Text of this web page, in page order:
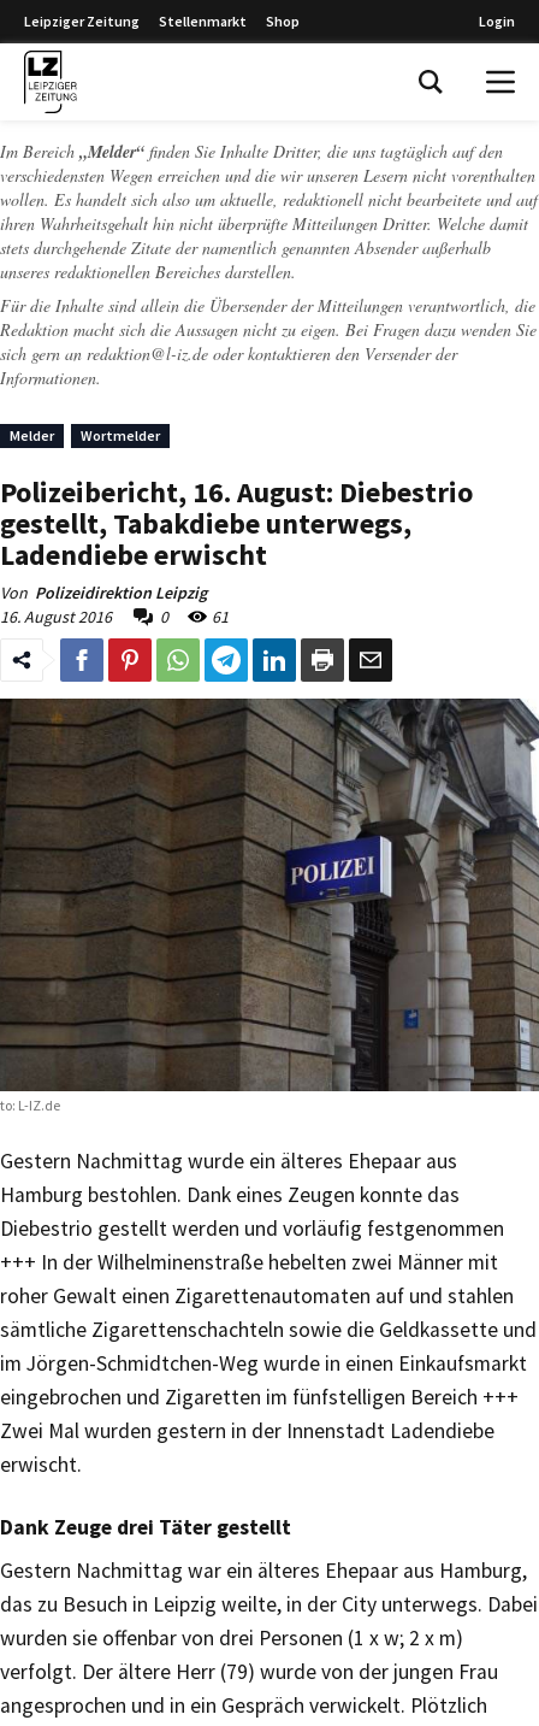
Leipziger Zeitung Stellenmarkt Shop Login
Im Bereich „Melder“ finden Sie Inhalte Dritter, die uns tagtäglich auf den
verschiedensten Wegen erreichen und die wir unseren Lesern nicht vorenthalten
wollen. Es handelt sich also um aktuelle, redaktionell nicht bearbeitete und auf
ihren Wahrheitsgehalt hin nicht überprüfte Mitteilungen Dritter. Welche damit
stets durchgehende Zitate der namentlich genannten Absender außerhalb
unseres redaktionellen Bereiches darstellen.
Für die Inhalte sind allein die Übersender der Mitteilungen verantwortlich, die
Redaktion macht sich die Aussagen nicht zu eigen. Bei Fragen dazu wenden Sie
sich gern an redaktion@l-iz.de oder kontaktieren den Versender der
Informationen.
Melder Wortmelder
Polizeibericht, 16. August: Diebestrio
gestellt, Tabakdiebe unterwegs,
Ladendiebe erwischt
Von Polizeidirektion Leipzig
16. August 2016
0 61
L-IZ.de
Gestern Nachmittag wurde ein älteres Ehepaar aus
Hamburg bestohlen. Dank eines Zeugen konnte das
Diebestrio gestellt werden und vorläufig festgenommen
+++ In der Wilhelminenstraße hebelten zwei Männer mit
roher Gewalt einen Zigarettenautomaten auf und stahlen
sämtliche Zigarettenschachteln sowie die Geldkassette und
im Jörgen-Schmidtchen-Weg wurde in einen Einkaufsmarkt
eingebrochen und Zigaretten im fünfstelligen Bereich +++
Zwei Mal wurden gestern in der Innenstadt Ladendiebe
erwischt.
Dank Zeuge drei Täter gestellt
Gestern Nachmittag war ein älteres Ehepaar aus Hamburg,
das zu Besuch in Leipzig weilte, in der City unterwegs. Dabei
wurden sie offenbar von drei Personen (1 x w; 2 x m)
verfolgt. Der ältere Herr (79) wurde von der jungen Frau
angesprochen und in ein Gespräch verwickelt. Plötzlich